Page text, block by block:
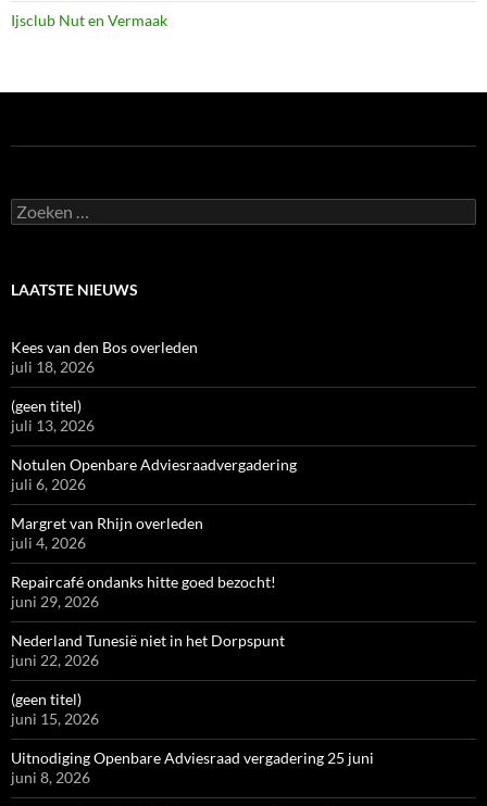
Ijsclub Nut en Vermaak
Zoeken
naar:
LAATSTE NIEUWS
Kees van den Bos overleden
juli 18, 2026
(geen titel)
juli 13, 2026
Notulen Openbare Adviesraadvergadering
juli 6, 2026
Margret van Rhijn overleden
juli 4, 2026
Repaircafé ondanks hitte goed bezocht!
juni 29, 2026
Nederland Tunesië niet in het Dorpspunt
juni 22, 2026
(geen titel)
juni 15, 2026
Uitnodiging Openbare Adviesraad vergadering 25 juni
juni 8, 2026